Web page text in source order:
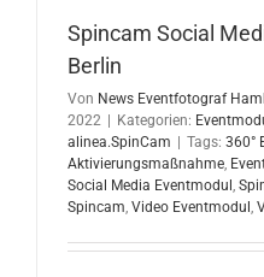
Spincam Social
Berlin
Von News Eventfotograf
2022
Kategorien:
alinea.SpinCam
Tags: 360°
Aktivierungsmaßnahme,
Social Media Eventmodul ,
Spincam, Video Eventmodul ,